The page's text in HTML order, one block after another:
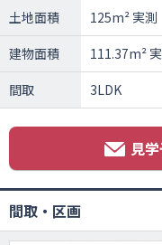
土地面積
125m² 実測
建物面積
111.37m²
間取
3LDK
見
間取・区画